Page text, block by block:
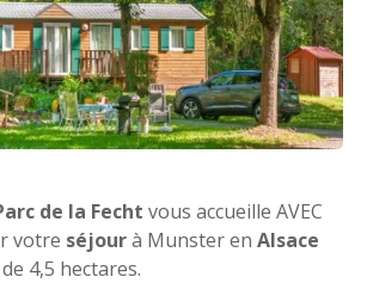
de la Fecht vous accueille AVEC
votre séjourà Munster en Alsace
4,5 hectares.